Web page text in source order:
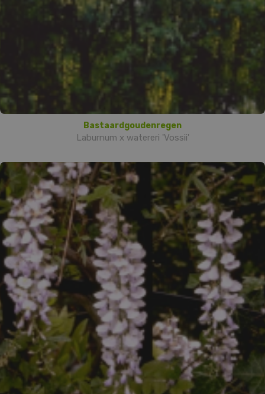
Bastaardgoudenregen
Laburnum x watereri 'Vossii'